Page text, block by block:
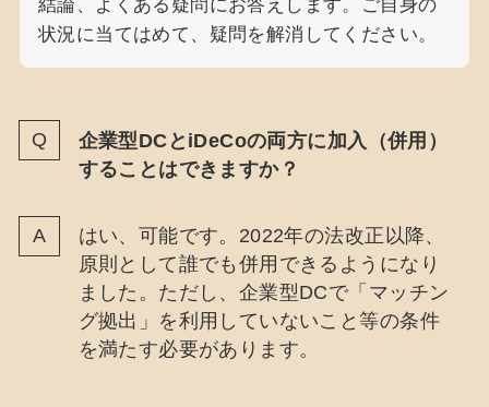
結論、よくある疑問にお答えします。ご自身の
状況に当てはめて、疑問を解消してください。
企業型DCとiDeCoの両方に加入（併用）
することはできますか？
はい、可能です。2022年の法改正以降、
原則として誰でも併用できるようになり
ました。ただし、企業型DCで「マッチン
グ拠出」を利用していないこと等の条件
を満たす必要があります。